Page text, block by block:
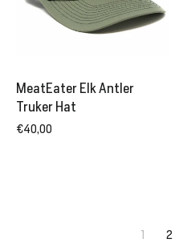
MeatEater Elk Antler
Truker Hat
€40,00
1 2